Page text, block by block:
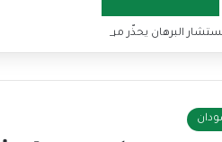
البرهان يحذّر من تغذية أوهام قادة